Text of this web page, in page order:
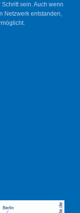
sein. Auch wenn
Netzwerk entstanden,